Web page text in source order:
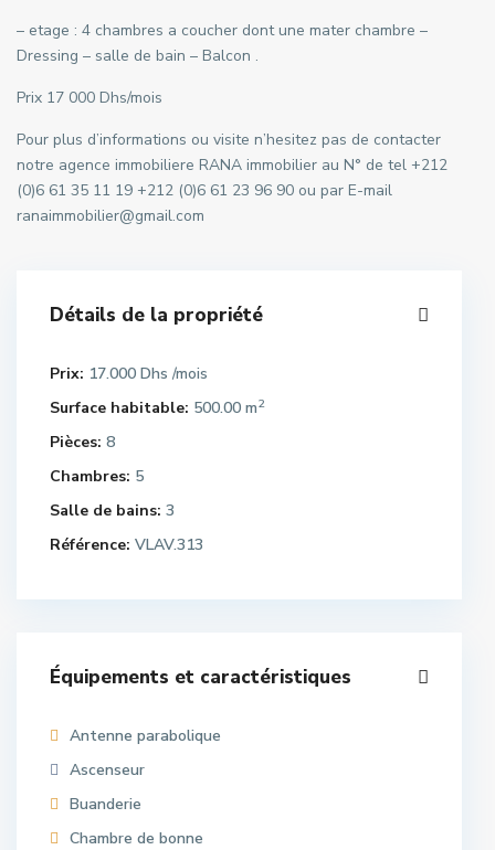
– etage : 4 chambres а coucher dont une mater chambre –
Dressing – salle de bain – Balcon .
Prix 17 000 Dhs/mois
Pour plus d’informations ou visite n’hesitez pas de contacter
notre agence immobiliere RANA immobilier au N° de tel +212
(0)6 61 35 11 19 +212 (0)6 61 23 96 90 ou par E-mail
ranaimmobilier@gmail.com
Détails de la propriété
Prix: 17.000 Dhs /mois
Surface habitable: 500.00 m2
Pièces: 8
Chambres: 5
Salle de bains: 3
Référence: VLAV.313
Équipements et caractéristiques
Antenne parabolique
Ascenseur
Buanderie
Chambre de bonne